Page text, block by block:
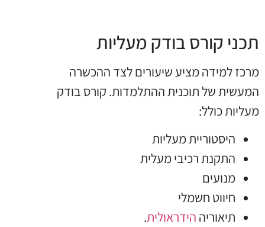
תכני קורס בודק מעליות
מרכז למידה מציע שיעורים לצד ההכשרה
המעשית של תוכנית ההתלמדות. קורס בודק
מעליות כולל:
היסטוריית מעליות
התקנת רכיבי מעלית
מנועים
חיווט חשמלי
תיאוריה הידראולית.